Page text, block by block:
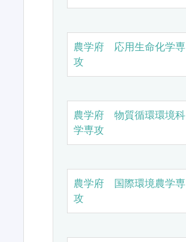
農学府 応用生命化学専
攻
農学府 物質循環環境科
学専攻
農学府 国際環境農学専
攻